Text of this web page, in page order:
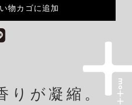
物カゴに追加
りが凝縮。